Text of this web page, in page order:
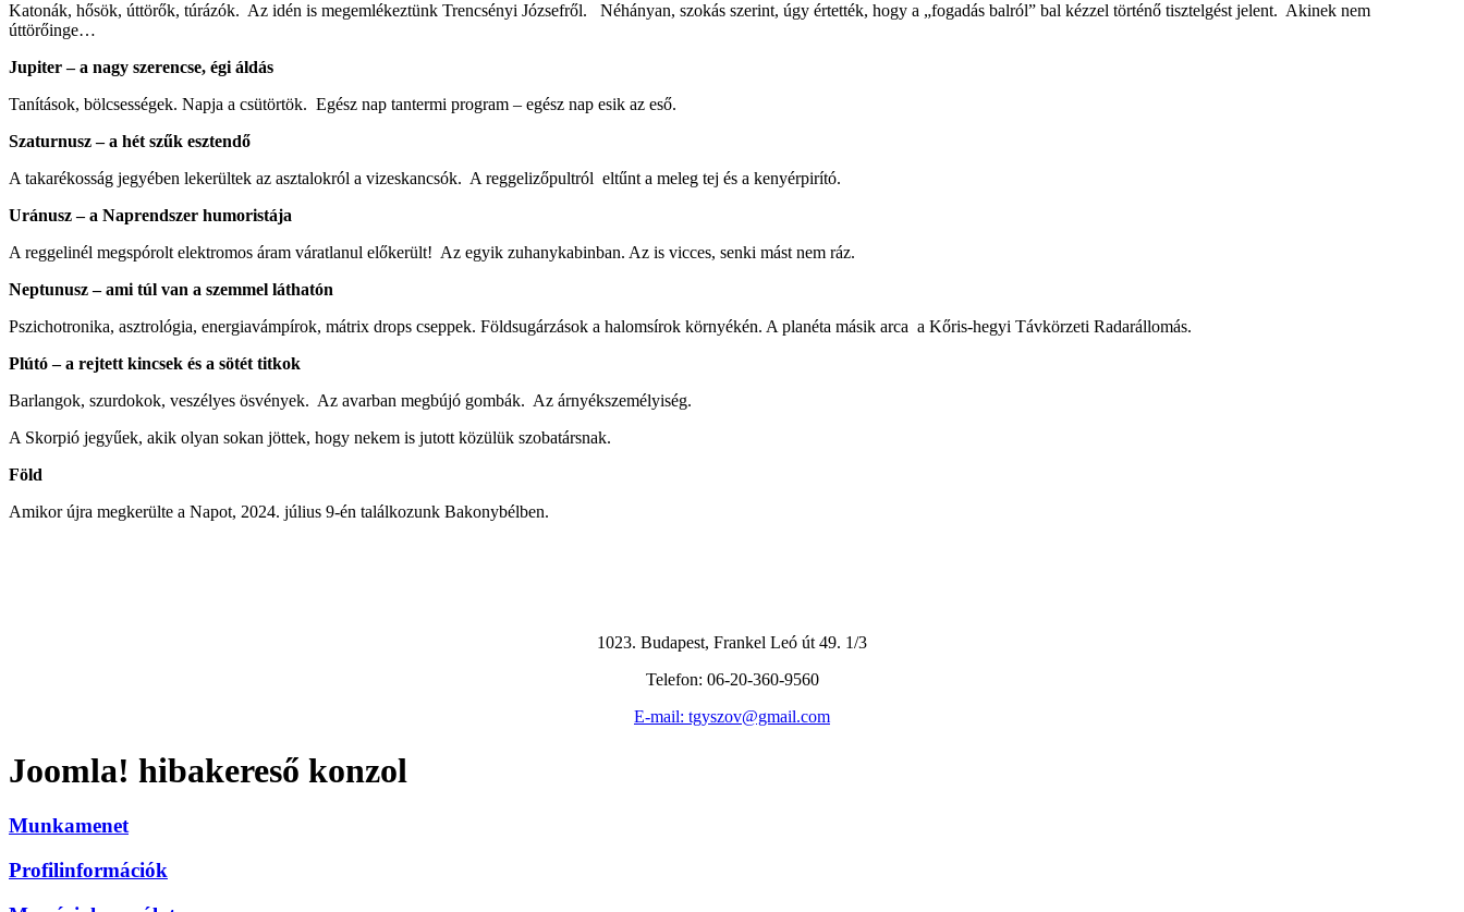
Katonák, hősök, úttörők, túrázók. Az idén is megemlékeztünk Trencsényi Józsefről. Néhányan, szokás szerint, úgy értették, hogy a „fogadás balról” bal kézzel történő tisztelgést jelent. Akinek nem
úttörőinge…
Jupiter – a nagy szerencse, égi áldás
Tanítások, bölcsességek. Napja a csütörtök. Egész nap tantermi program – egész nap esik az eső.
Szaturnusz – a hét szűk esztendő
A takarékosság jegyében lekerültek az asztalokról a vizeskancsók. A reggelizőpultról eltűnt a meleg tej és a kenyérpirító.
Uránusz – a Naprendszer humoristája
A reggelinél megspórolt elektromos áram váratlanul előkerült! Az egyik zuhanykabinban. Az is vicces, senki mást nem ráz.
Neptunusz – ami túl van a szemmel láthatón
Pszichotronika, asztrológia, energiavámpírok, mátrix drops cseppek. Földsugárzások a halomsírok környékén. A planéta másik arca a Kőris-hegyi Távkörzeti Radarállomás.
Plútó – a rejtett kincsek és a sötét titkok
Barlangok, szurdokok, veszélyes ösvények. Az avarban megbújó gombák. Az árnyékszemélyiség.
A Skorpió jegyűek, akik olyan sokan jöttek, hogy nekem is jutott közülük szobatársnak.
Föld
Amikor újra megkerülte a Napot, 2024. július 9-én találkozunk Bakonybélben.
1023. Budapest, Frankel Leó út 49. 1/3
Telefon: 06-20-360-9560
E-mail: tgyszov@gmail.com
Joomla! hibakereső konzol
Munkamenet
Profilinformációk